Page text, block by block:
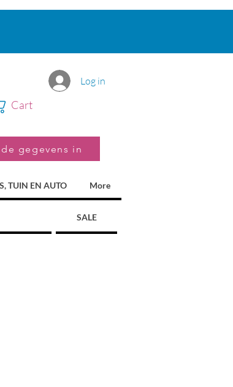
Log in
Cart
de gegevens in
TUIN EN AUTO More
SALE